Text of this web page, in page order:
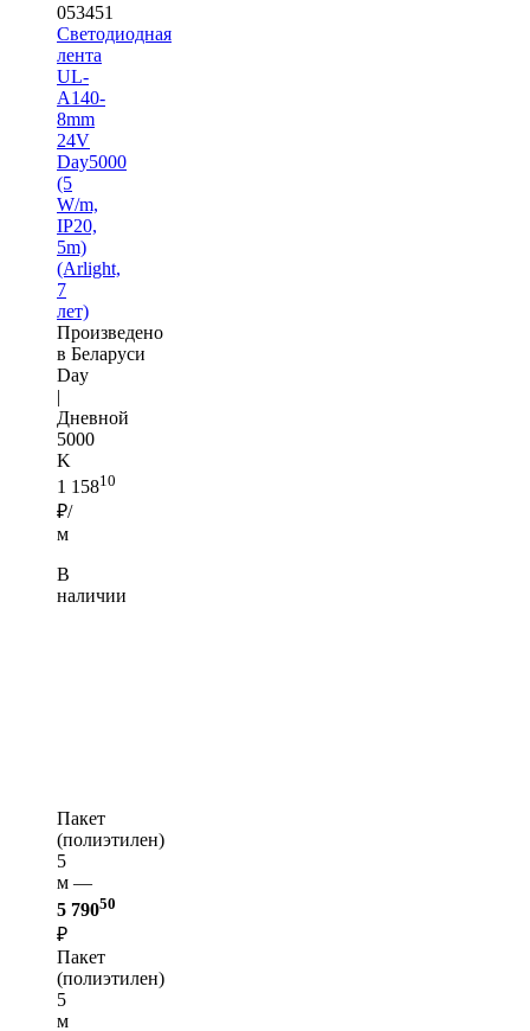
053451
Светодиодная
лента
UL-
A140-
8mm
24V
Day5000
(5
W/m,
IP20,
5m)
(Arlight,
7
лет)
Произведено
в Беларуси
Day
|
Дневной
5000
K
1 15810
₽/
м
В
наличии
Пакет
(полиэтилен)
5
м —
5 79050
₽
Пакет
(полиэтилен)
5
м